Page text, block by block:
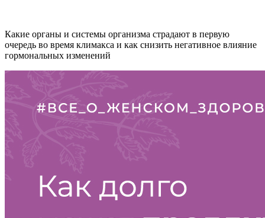
Какие органы и системы организма страдают в первую
очередь во время климакса и как снизить негативное влияние
гормональных изменений